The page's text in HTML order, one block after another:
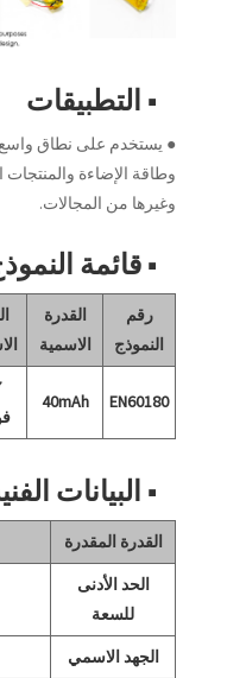
■ التطبيقات
● يستخدم على نطاق واسع
وغيرها من المجالات.
■ قائمة
رقم
النموذج
القدرة
الاسمية
EN60180
40mAh
■ البيانات
القدرة المقدرة
الحد الأدنى
للسعة
الجهد الاسمي